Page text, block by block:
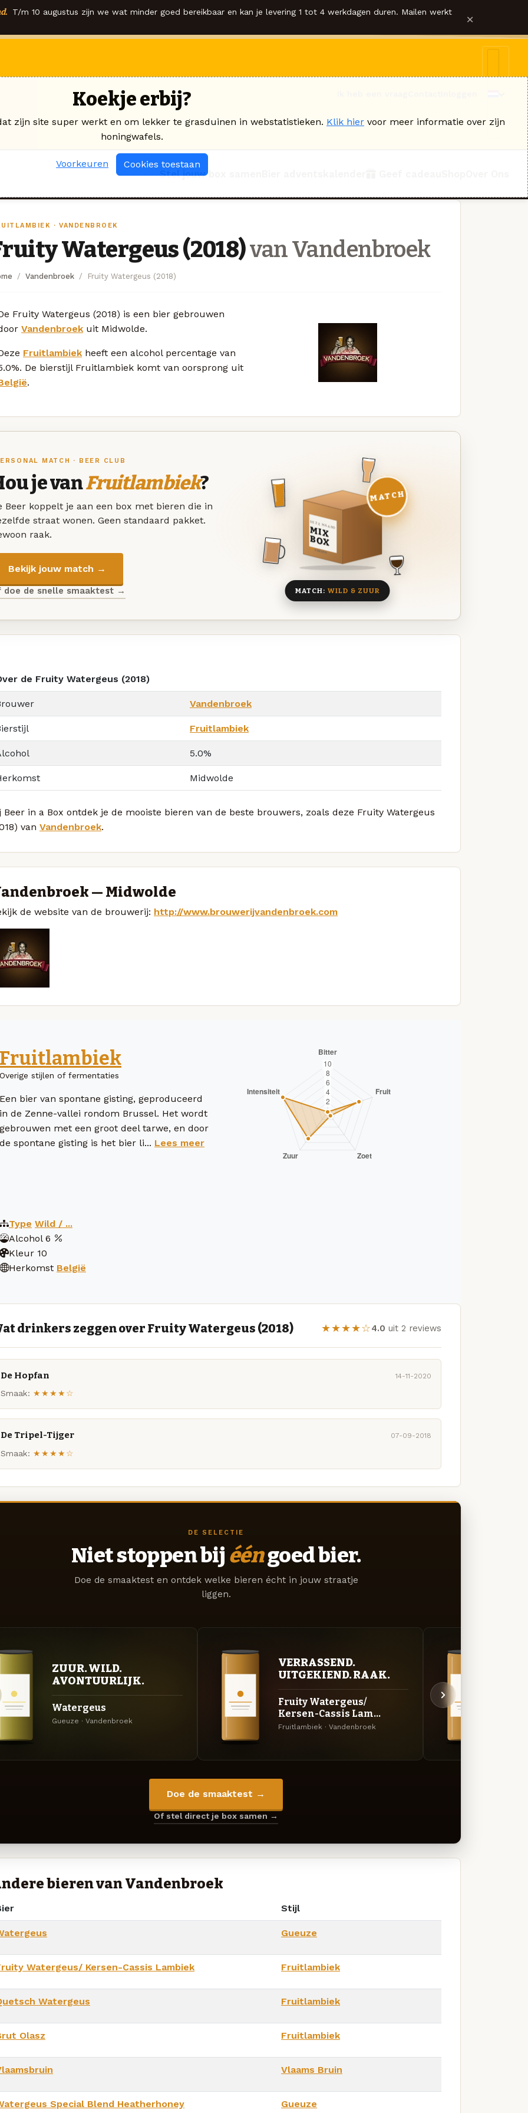
T/m 10 augustus zijn we wat minder goed bereikbaar en kan je levering 1 tot 4 werkdagen duren. Mailen werkt ×
Stel jouw box samen
· VANDENBROEK
Watergeus (2018)van Vandenbroek
Vandenbroek Fruity Watergeus (2018)
Fruity Watergeus (2018) is een bier gebrouwen
Vandenbroek uit Midwolde.
Fruitlambiek heeft een alcohol percentage van
De bierstijl Fruitlambiek komt van oorsprong uit
.
MATCH · BEER CLUB
je vanFruitlambiek?
Beer koppelt je aan een box met bieren die in
straat wonen. Geen standaard pakket.
raak.
Bekijk jouw match →
doe de snelle smaaktest →
DEZE MAAND
MIX
BOX
8 BIEREN
MATCH
MATCH: WILD & ZUUR
de Fruity Watergeus (2018)
Vandenbroek
Fruitlambiek
5.0%
Midwolde
Beer in a Box ontdek je de mooiste bieren van de beste brouwers, zoals deze Fruity Watergeus
van Vandenbroek.
— Midwolde
de website van de brouwerij: http://www.brouwerijvandenbroek.com
Fruitlambiek
Overige stijlen of fermentaties
Een bier van spontane gisting, geproduceerd
in de Zenne-vallei rondom Brussel. Het wordt
gebrouwen met een groot deel tarwe, en door
de spontane gisting is het bier li... Lees meer
Type Wild / ...
Alcohol 6
Kleur 10
Herkomst België
drinkers zeggen over Fruity Watergeus (2018) ★★★★☆4.0 uit 2 reviews
De Hopfan 14-11-2020
Smaak: ★★★★☆
De Tripel-Tijger 07-09-2018
Smaak: ★★★★☆
DE SELECTIE
Niet stoppen bij ééngoed bier.
Doe de smaaktest en ontdek welke bieren écht in jouw straatje
liggen.
ZUUR. WILD.
AVONTUURLIJK.
Watergeus
Gueuze · Vandenbroek
VERRASSEND.
UITGEKIEND. RAAK.
Fruity Watergeus/
Kersen-Cassis Lam...
Fruitlambiek · Vandenbroek
Doe de smaaktest →
Of stel direct je box samen →
bieren van Vandenbroek
Stijl
Gueuze
Watergeus/ Kersen-Cassis Lambiek Fruitlambiek
Watergeus Fruitlambiek
Olasz Fruitlambiek
Vlaams Bruin
Special Blend Heatherhoney Gueuze
Koekje erbij?
zijn site super werkt en om lekker te grasduinen in webstatistieken. Klik hier voor meer informatie over zijn
honingwafels.
Voorkeuren Cookies toestaan